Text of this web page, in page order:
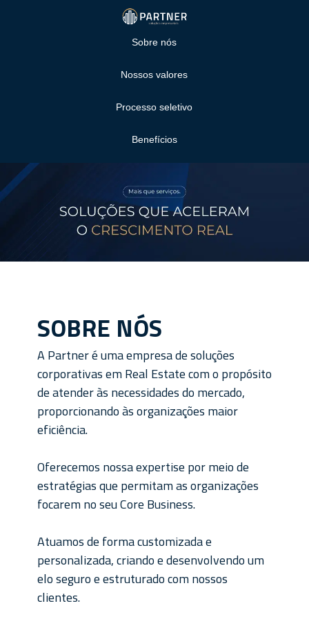
Sobre nós
Nossos valores
Processo seletivo
Benefícios
SOBRE NÓS
A Partner é uma empresa de soluções
corporativas em Real Estate com o propósito
de atender às necessidades do mercado,
proporcionando às organizações maior
eficiência.
Oferecemos nossa expertise por meio de
estratégias que permitam as organizações
focarem no seu Core Business.
Atuamos de forma customizada e
personalizada, criando e desenvolvendo um
elo seguro e estruturado com nossos
clientes.